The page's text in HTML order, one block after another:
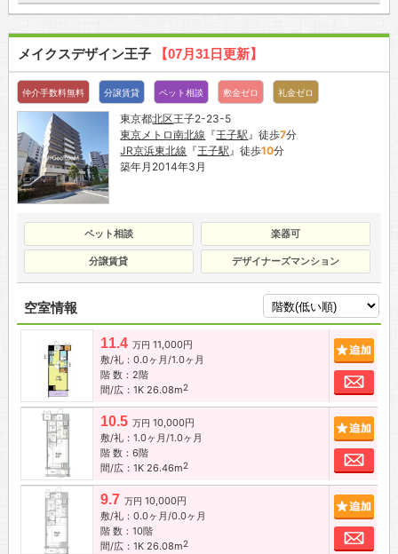
メイクスデザイン王子 【07月31日更新】
仲介手数料無料 分譲賃貸 ペット相談 敷金ゼロ 礼金ゼロ
東京都北区王子2-23-5
東京メトロ南北線 『王子駅』徒歩7分
JR京浜東北線 『王子駅』徒歩10分
築年月2014年3月
ペット相談 楽器可
分譲賃貸 デザイナーズマンション
空室情報
11.4 万円 11,000円
敷/礼：0.0ヶ月/1.0ヶ月
階 数：2階
間/広：1K 26.08m2
お
10.5 万円 10,000円
敷/礼：1.0ヶ月/1.0ヶ月
階 数：6階
間/広：1K 26.46m2
お
9.7 万円 10,000円
敷/礼：0.0ヶ月/0.0ヶ月
階 数：10階
間/広：1K 26.08m2
お